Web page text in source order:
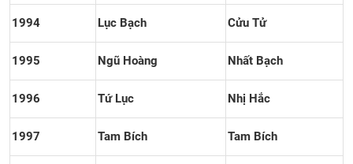
1994 Lục Bạch Cửu Tử
1995 Ngũ Hoàng Nhất Bạch
1996 Tứ Lục Nhị Hắc
1997 Tam Bích Tam Bích